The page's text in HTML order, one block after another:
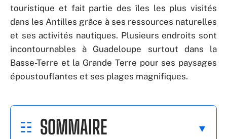
touristique et fait partie des îles les plus visités
dans les Antilles grâce à ses ressources naturelles
et ses activités nautiques. Plusieurs endroits sont
incontournables à Guadeloupe surtout dans la
Basse-Terre et la Grande Terre pour ses paysages
époustouflantes et ses plages magnifiques.
SOMMAIRE